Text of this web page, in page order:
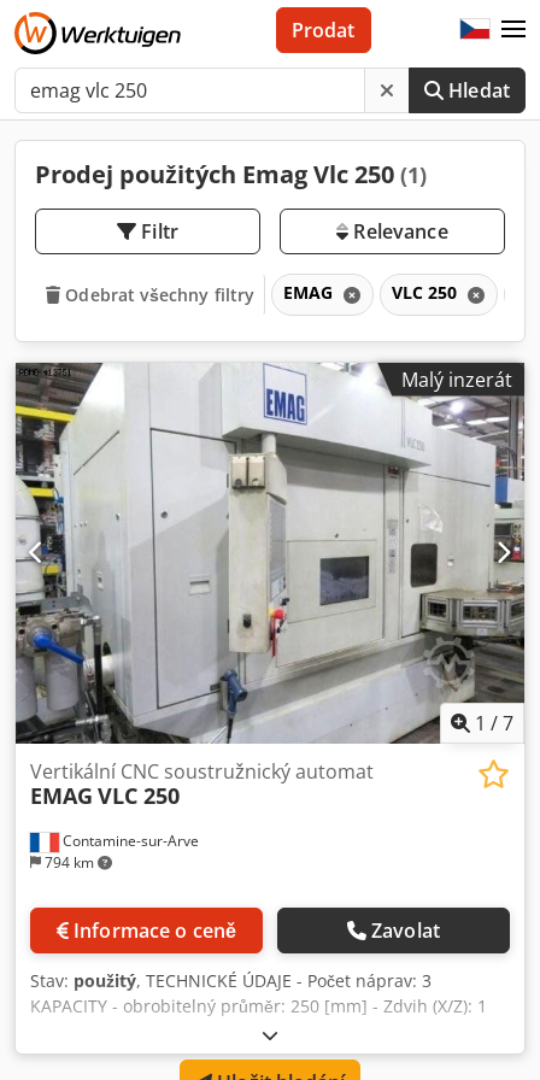
Hledat
Prodat
Prodej použitých Emag Vlc 250 (1)
Filtr Relevance
Odebrat všechny filtry EMAG VLC 250
Malý inzerát
1 /7
Contamine-sur-Arve
794 km
Vertikální CNC soustružnický automat
EMAG VLC 250
Informace o ceně Zavolat
Stav: použitý, TECHNICKÉ ÚDAJE - Počet náprav: 3
KAPACITY - obrobitelný průměr: 250 [mm] - Zdvih (X/Z): 1
600 / 300 [mm] - Rychloposuv (X/Z): 60 / 30 [m/min]
VŘETENO - Hlava vřetena: DIN55026 - velikost 6 - Výkon: 18